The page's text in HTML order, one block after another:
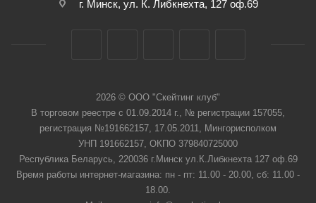
г. Минск, ул. К. Либкнехта, 127 оф.69
2026 © ООО "Скейтинг клуб"
В торговом реестре с 01.09.2014 г., № регистрации 157055,
регистрация №191662157, 17.05.2011, Мингорисполком
УНП 191662157, ОКПО 379840725000
Республика Беларусь, 220036 г.Минск ул.К.Либкнехта 127 оф.69
Время работы интернет-магазина: пн - пт: 11.00 - 20.00, сб: 11.00 -
18.00.